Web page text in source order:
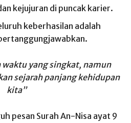
kejujuran di puncak karier.
keberhasilan adalah
waktu yang singkat, namun
sejarah panjang kehidupan
kita”
pesan Surah An-Nisa ayat 9